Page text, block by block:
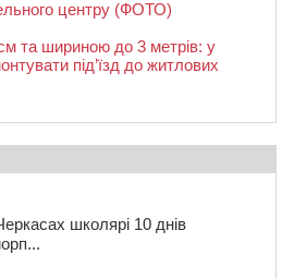
центру (ФОТО)
та шириною до 3 метрів: у
під’їзд до житлових
школярі 10 днів